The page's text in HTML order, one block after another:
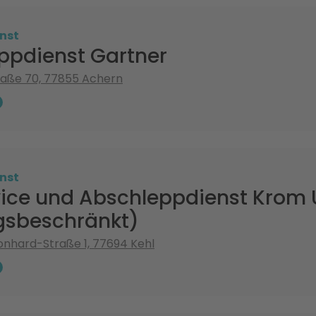
Gartner
70, 77855 Achern
und Abschleppdienst Krom
Straße 1, 77694 Kehl